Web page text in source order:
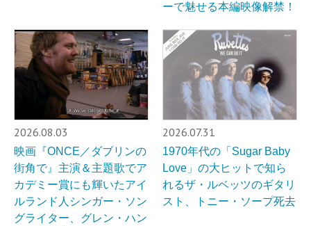
ーで魅せる本編映像解禁！
2026.08.03
映画『ONCE／ダブリンの
街角で』主演＆主題歌でア
カデミー賞にも輝いたアイ
ルランド人シンガー・ソン
グライター、グレン・ハン
2026.07.31
1970年代の「Sugar Baby
Love」の大ヒットで知ら
れるザ・ルベッツのギタリ
スト、トニー・ソープ死去